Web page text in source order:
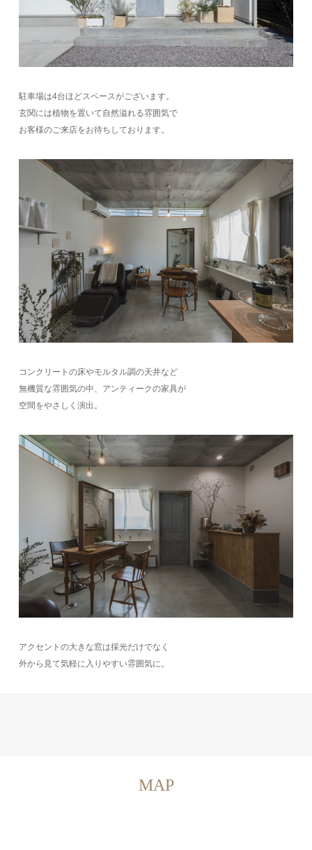
駐車場は4台ほどスペースがございます。
玄関には植物を置いて自然溢れる雰囲気で
お客様のご来店をお待ちしております。
コンクリートの床やモルタル調の天井など
無機質な雰囲気の中、アンティークの家具が
空間をやさしく演出。
アクセントの大きな窓は採光だけでなく
外から見て気軽に入りやすい雰囲気に。
MAP